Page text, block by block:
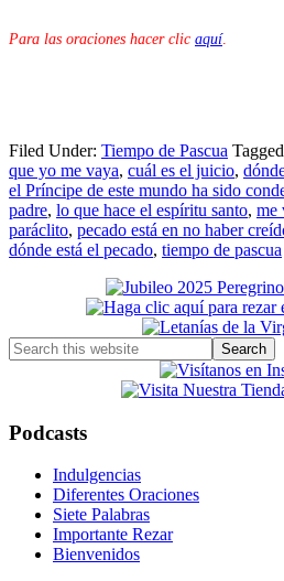
Para las oraciones hacer clic aquí.
Filed Under: Tiempo de Pascua
que yo me vaya, cuál es el juicio,
el Príncipe de este mundo ha sido
padre, lo que hace el espíritu santo, me
paráclito, pecado está en no haber
dónde está el pecado, tiempo de pascua
Primary
Sidebar
Search
this
Podcasts
Indulgencias
Diferentes Oraciones
Siete Palabras
Importante Rezar
Bienvenidos